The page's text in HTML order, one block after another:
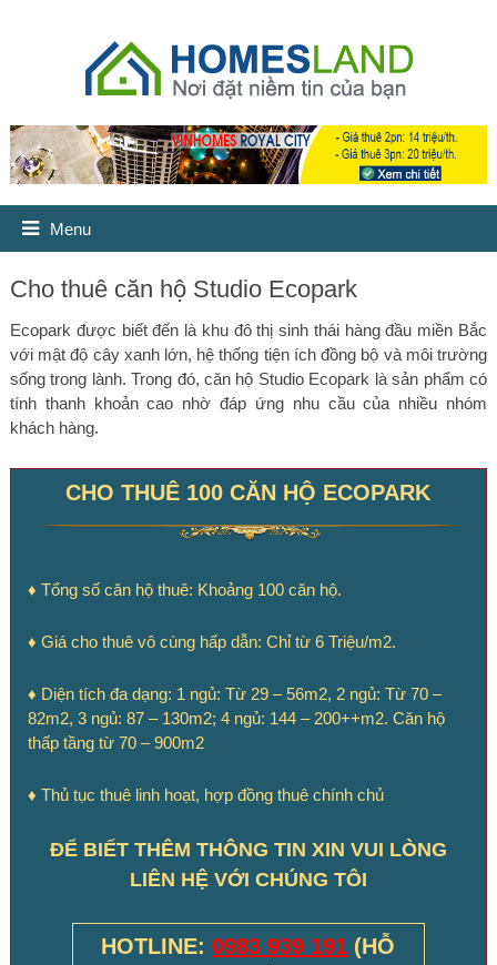
Menu
Cho thuê căn hộ Studio Ecopark
Ecopark được biết đến là khu đô thị sinh thái hàng đầu miền Bắc
với mật độ cây xanh lớn, hệ thống tiện ích đồng bộ và môi trường
sống trong lành. Trong đó, căn hộ Studio Ecopark là sản phẩm có
tính thanh khoản cao nhờ đáp ứng nhu cầu của nhiều nhóm
khách hàng.
CHO THUÊ 100 CĂN HỘ ECOPARK
♦ Tổng số căn hộ thuê: Khoảng 100 căn hộ.
♦ Giá cho thuê vô cùng hấp dẫn: Chỉ từ 6 Triệu/m2.
♦ Diện tích đa dạng: 1 ngủ: Từ 29 – 56m2, 2 ngủ: Từ 70 –
82m2, 3 ngủ: 87 – 130m2; 4 ngủ: 144 – 200++m2. Căn hộ
thấp tầng từ 70 – 900m2
♦ Thủ tục thuê linh hoạt, hợp đồng thuê chính chủ
ĐỂ BIẾT THÊM THÔNG TIN XIN VUI LÒNG
LIÊN HỆ VỚI CHÚNG TÔI
HOTLINE:0983 939 191 (HỖ